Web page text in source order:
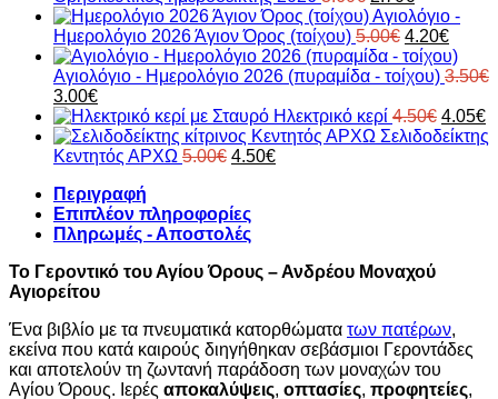
17.00€.είναι:
14.90€.
price
was:
3.60€.
τρέχουσα
τιμή
είναι:
2.70€.
Αγιολόγιο -
Ημερολόγιο 2026 Άγιον Όρος (τοίχου) 5.00€ Original
price
was:
4.20€Η
τιμή
4.20€.
Αγιολόγιο - Ημερολόγιο 2026 (πυραμίδα - τοίχου) 3.50€
Original
price
was:
3.50€.
3.00€Η
τρέχουσα
τιμή
είναι:
Ηλεκτρικό κερί 4.50€
price
4.05€Η
Σελιδοδείκτης
Κεντητός ΑΡΧΩ 5.00€ Original
5.00€.
4.50€Η
Περιγραφή
Επιπλέον πληροφορίες
Πληρωμές - Αποστολές
Το Γεροντικό του Αγίου Όρους – Ανδρέου Μοναχού
Αγιορείτου
Ένα βιβλίο με τα πνευματικά κατορθώματα των πατέρων,
εκείνα που κατά καιρούς διηγήθηκαν σεβάσμιοι Γεροντάδες
και αποτελούν τη ζωντανή παράδοση των μοναχών του
Αγίου Όρους. Ιερές αποκαλύψεις, οπτασίες, προφητείες,